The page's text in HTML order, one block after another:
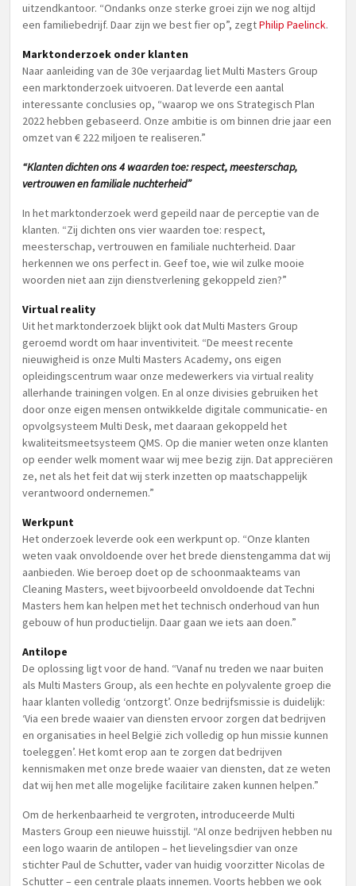
uitzendkantoor. “Ondanks onze sterke groei zijn we nog altijd
een familiebedrijf. Daar zijn we best fier op”, zegtPhilip Paelinck.
Marktonderzoek onder klanten
Naar aanleiding van de 30e verjaardag liet Multi Masters Group
een marktonderzoek uitvoeren. Dat leverde een aantal
interessante conclusies op, “waarop we ons Strategisch Plan
2022 hebben gebaseerd. Onze ambitie is om binnen drie jaar een
omzet van € 222 miljoen te realiseren.”
“Klanten dichten ons 4 waarden toe: respect, meesterschap,
vertrouwen en familiale nuchterheid”
In het marktonderzoek werd gepeild naar de perceptie van de
klanten. “Zij dichten ons vier waarden toe: respect,
meesterschap, vertrouwen en familiale nuchterheid. Daar
herkennen we ons perfect in. Geef toe, wie wil zulke mooie
woorden niet aan zijn dienstverlening gekoppeld zien?”
Virtual reality
Uit het marktonderzoek blijkt ook dat Multi Masters Group
geroemd wordt om haar inventiviteit. “De meest recente
nieuwigheid is onze Multi Masters Academy, ons eigen
opleidingscentrum waar onze medewerkers via virtual reality
allerhande trainingen volgen. En al onze divisies gebruiken het
door onze eigen mensen ontwikkelde digitale communicatie- en
opvolgsysteem Multi Desk, met daaraan gekoppeld het
kwaliteitsmeetsysteem QMS. Op die manier weten onze klanten
op eender welk moment waar wij mee bezig zijn. Dat appreciëren
ze, net als het feit dat wij sterk inzetten op maatschappelijk
verantwoord ondernemen.”
Werkpunt
Het onderzoek leverde ook een werkpunt op. “Onze klanten
weten vaak onvoldoende over het brede dienstengamma dat wij
aanbieden. Wie beroep doet op de schoonmaakteams van
Cleaning Masters, weet bijvoorbeeld onvoldoende dat Techni
Masters hem kan helpen met het technisch onderhoud van hun
gebouw of hun productielijn. Daar gaan we iets aan doen.”
Antilope
De oplossing ligt voor de hand. “Vanaf nu treden we naar buiten
als Multi Masters Group, als een hechte en polyvalente groep die
haar klanten volledig ‘ontzorgt’. Onze bedrijfsmissie is duidelijk:
‘Via een brede waaier van diensten ervoor zorgen dat bedrijven
en organisaties in heel België zich volledig op hun missie kunnen
toeleggen’. Het komt erop aan te zorgen dat bedrijven
kennismaken met onze brede waaier van diensten, dat ze weten
dat wij hen met alle mogelijke facilitaire zaken kunnen helpen.”
Om de herkenbaarheid te vergroten, introduceerde Multi
Masters Group een nieuwe huisstijl. “Al onze bedrijven hebben nu
een logo waarin de antilopen – het lievelingsdier van onze
stichter Paul de Schutter, vader van huidig voorzitter Nicolas de
Schutter – een centrale plaats innemen. Voorts hebben we ook